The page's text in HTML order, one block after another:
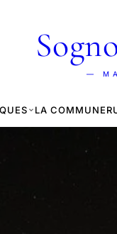
—
LA COMMUNE